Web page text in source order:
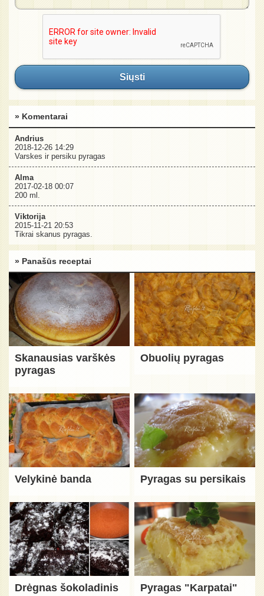
Siųsti
» Komentarai
Andrius
2018-12-26 14:29
Varskes ir persiku pyragas
Alma
2017-02-18 00:07
200 ml.
Viktorija
2015-11-21 20:53
Tikrai skanus pyragas.
» Panašūs receptai
Skanausias varškės
pyragas
Obuolių pyragas
Velykinė banda Pyragas su persikais
Drėgnas šokoladinis
Pyragas "Karpatai"